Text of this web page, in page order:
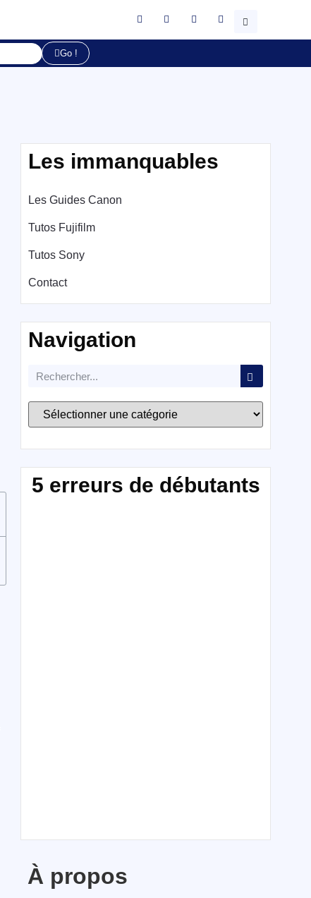
Go !
Les immanquables
Les Guides Canon
Tutos Fujifilm
Tutos Sony
Contact
Navigation
5 erreurs de débutants
À propos